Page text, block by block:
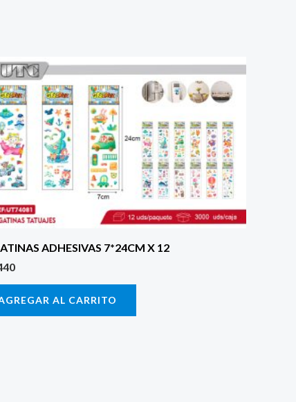
ADHESIVAS 7*24CM X 12
AL CARRITO